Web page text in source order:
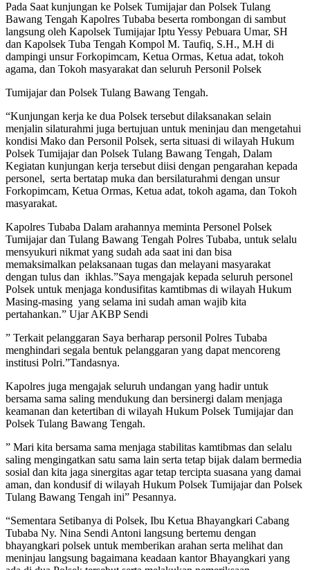
Pada Saat kunjungan ke Polsek Tumijajar dan Polsek Tulang
Bawang Tengah Kapolres Tubaba beserta rombongan di sambut
langsung oleh Kapolsek Tumijajar Iptu Yessy Pebuara Umar, SH
dan Kapolsek Tuba Tengah Kompol M. Taufiq, S.H., M.H di
dampingi unsur Forkopimcam, Ketua Ormas, Ketua adat, tokoh
agama, dan Tokoh masyarakat dan seluruh Personil Polsek
Tumijajar dan Polsek Tulang Bawang Tengah.
“Kunjungan kerja ke dua Polsek tersebut dilaksanakan selain
menjalin silaturahmi juga bertujuan untuk meninjau dan mengetahui
kondisi Mako dan Personil Polsek, serta situasi di wilayah Hukum
Polsek Tumijajar dan Polsek Tulang Bawang Tengah, Dalam
Kegiatan kunjungan kerja tersebut diisi dengan pengarahan kepada
personel, serta bertatap muka dan bersilaturahmi dengan unsur
Forkopimcam, Ketua Ormas, Ketua adat, tokoh agama, dan Tokoh
masyarakat.
Kapolres Tubaba Dalam arahannya meminta Personel Polsek
Tumijajar dan Tulang Bawang Tengah Polres Tubaba, untuk selalu
mensyukuri nikmat yang sudah ada saat ini dan bisa
memaksimalkan pelaksanaan tugas dan melayani masyarakat
dengan tulus dan ikhlas.”Saya mengajak kepada seluruh personel
Polsek untuk menjaga kondusifitas kamtibmas di wilayah Hukum
Masing-masing yang selama ini sudah aman wajib kita
pertahankan.” Ujar AKBP Sendi
” Terkait pelanggaran Saya berharap personil Polres Tubaba
menghindari segala bentuk pelanggaran yang dapat mencoreng
institusi Polri.”Tandasnya.
Kapolres juga mengajak seluruh undangan yang hadir untuk
bersama sama saling mendukung dan bersinergi dalam menjaga
keamanan dan ketertiban di wilayah Hukum Polsek Tumijajar dan
Polsek Tulang Bawang Tengah.
” Mari kita bersama sama menjaga stabilitas kamtibmas dan selalu
saling mengingatkan satu sama lain serta tetap bijak dalam bermedia
sosial dan kita jaga sinergitas agar tetap tercipta suasana yang damai
aman, dan kondusif di wilayah Hukum Polsek Tumijajar dan Polsek
Tulang Bawang Tengah ini” Pesannya.
“Sementara Setibanya di Polsek, Ibu Ketua Bhayangkari Cabang
Tubaba Ny. Nina Sendi Antoni langsung bertemu dengan
bhayangkari polsek untuk memberikan arahan serta melihat dan
meninjau langsung bagaimana keadaan kantor Bhayangkari yang